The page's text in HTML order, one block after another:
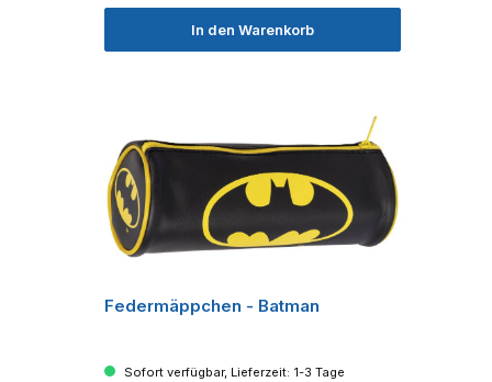
In den Warenkorb
Federmäppchen - Batman
Sofort verfügbar, Lieferzeit: 1-3 Tage